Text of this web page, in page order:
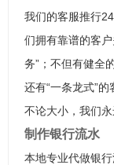
我们的客服推行
们拥有靠谱的客
务”；不但有健全
还有“一条龙式”
不论大小，我们永
制作银行流水
本地专业代做银